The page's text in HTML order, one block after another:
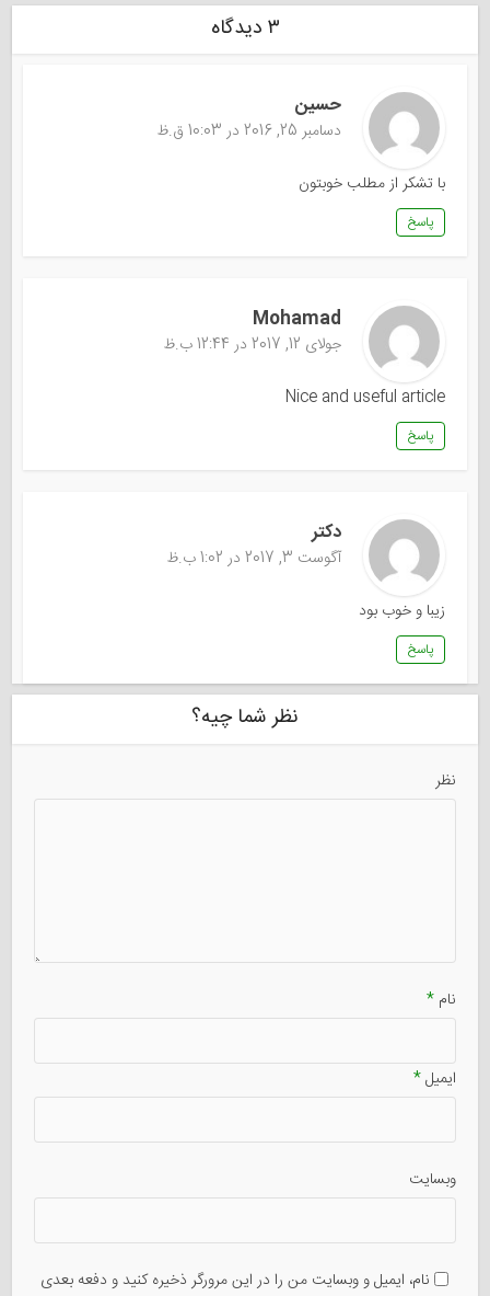
۳ دیدگاه
حسین
دسامبر 25, 2016 در 10:03 ق.ظ
با تشکر از مطلب خوبتون
پاسخ
Mohamad
جولای 12, 2017 در 12:44 ب.ظ
Nice and useful article
پاسخ
دکتر
آگوست 3, 2017 در 1:02 ب.ظ
زیبا و خوب بود
پاسخ
نظر شما چیه؟
نظر
نام*
ایمیل*
وبسایت
نام، ایمیل و وبسایت من را در این مرورگر ذخیره کنید و دفعه بعدی